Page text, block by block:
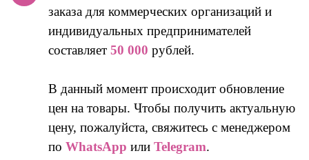
заказа для коммерческих организаций и
индивидуальных предпринимателей
составляет 50 000 рублей.
В данный момент происходит обновление
цен на товары. Чтобы получить актуальную
цену, пожалуйста, свяжитесь с менеджером
по WhatsApp или Telegram.